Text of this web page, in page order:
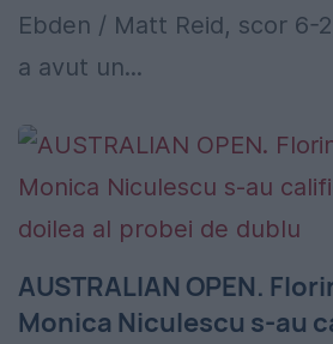
Ebden / Matt Reid, scor 6-
a avut un...
AUSTRALIAN OPEN.
Monica Niculescu s-au